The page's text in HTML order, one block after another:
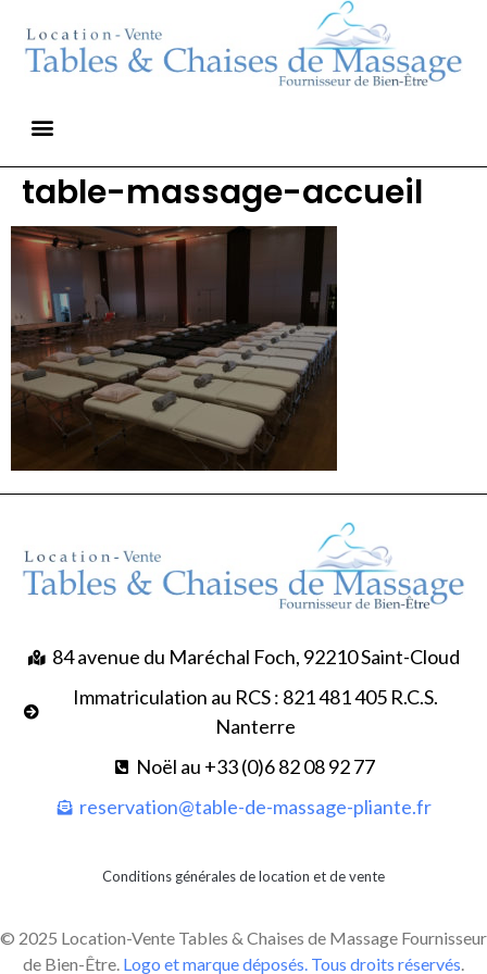
table-massage-accueil
84 avenue du Maréchal Foch, 92210 Saint-Cloud
Immatriculation au RCS : 821 481 405 R.C.S.
Nanterre
Noël au +33 (0)6 82 08 92 77
reservation@table-de-massage-pliante.fr
Conditions générales de location et de vente
© 2025 Location-Vente Tables & Chaises de Massage Fournisseur
de Bien-Être. Logo et marque déposés. Tous droits réservés.